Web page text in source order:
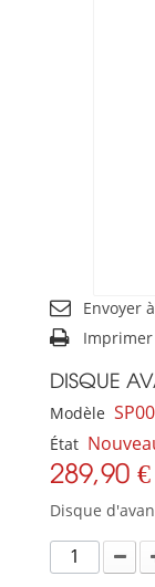
Envoyer
Imprimer
DISQUE
Modèle
État
289,90 €
Disque